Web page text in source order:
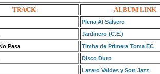
TRACK ALBUM LINK
Plena Al Salsero
Jardinero (C.E.)
Pasa Timba de Primera Toma EC
Disco Duro
Lazaro Valdes y Son Jazz